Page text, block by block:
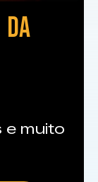
DA
e muito